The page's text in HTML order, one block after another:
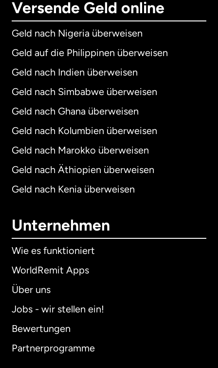
Versende Geld online
Geld nach Nigeria überweisen
Geld auf die Philippinen überweisen
Geld nach Indien überweisen
Geld nach Simbabwe überweisen
Geld nach Ghana überweisen
Geld nach Kolumbien überweisen
Geld nach Marokko überweisen
Geld nach Äthiopien überweisen
Geld nach Kenia überweisen
Unternehmen
Wie es funktioniert
WorldRemit Apps
Über uns
Jobs - wir stellen ein!
Bewertungen
Partnerprogramme